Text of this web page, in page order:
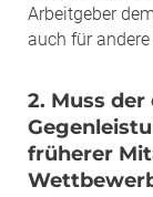
Arbeitgeber
auch für
2. Muss
früherer